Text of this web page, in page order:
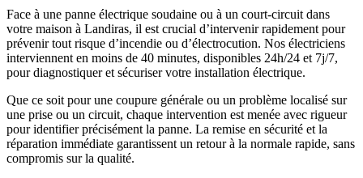
Face à une panne électrique soudaine ou à un court-circuit dans
votre maison à Landiras, il est crucial d’intervenir rapidement pour
prévenir tout risque d’incendie ou d’électrocution. Nos électriciens
interviennent en moins de 40 minutes, disponibles 24h/24 et 7j/7,
pour diagnostiquer et sécuriser votre installation électrique.
Que ce soit pour une coupure générale ou un problème localisé sur
une prise ou un circuit, chaque intervention est menée avec rigueur
pour identifier précisément la panne. La remise en sécurité et la
réparation immédiate garantissent un retour à la normale rapide, sans
compromis sur la qualité.